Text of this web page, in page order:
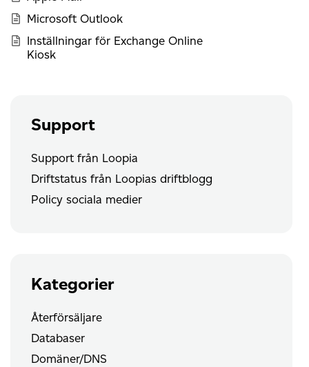
Microsoft Outlook
Inställningar för Exchange Online
Kiosk
Support
Support från Loopia
Driftstatus från Loopias driftblogg
Policy sociala medier
Kategorier
Återförsäljare
Databaser
Domäner/DNS